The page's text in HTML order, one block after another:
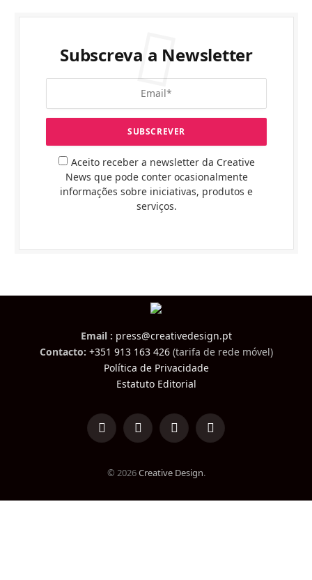
Subscreva a Newsletter
Aceito receber a newsletter da Creative
News que pode conter ocasionalmente
informações sobre iniciativas, produtos e
serviços.
Email : press@creativedesign.pt
Contacto: +351 913 163 426(tarifa de rede móvel)
Política de Privacidade
Estatuto Editorial
LinkedInFacebookInstagramTikTok
© 2026Creative Design.